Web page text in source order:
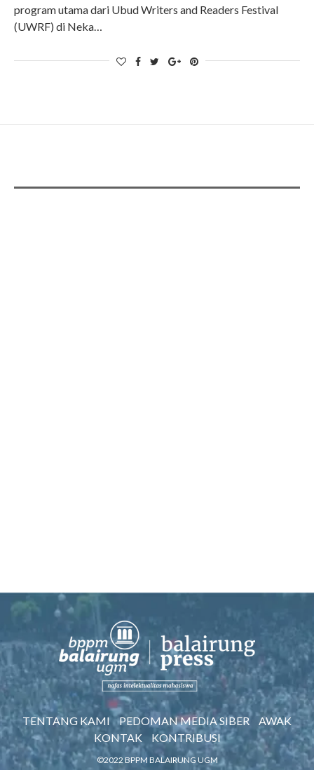
program utama dari Ubud Writers and Readers Festival
(UWRF) di Neka…
TENTANG KAMI PEDOMAN MEDIA SIBER
AWAK
KONTAK
KONTRIBUSI
©2022 BPPM BALAIRUNG UGM